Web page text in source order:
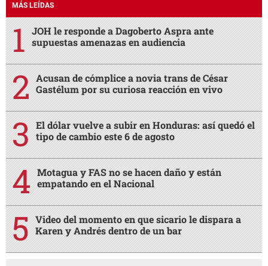
MÁS LEÍDAS
JOH le responde a Dagoberto Aspra ante
supuestas amenazas en audiencia
Acusan de cómplice a novia trans de César
Gastélum por su curiosa reacción en vivo
El dólar vuelve a subir en Honduras: así quedó el
tipo de cambio este 6 de agosto
Motagua y FAS no se hacen daño y están
empatando en el Nacional
Video del momento en que sicario le dispara a
Karen y Andrés dentro de un bar